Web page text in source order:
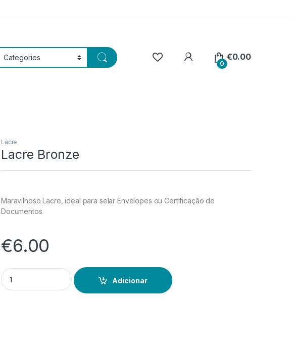
0
€0.00
Lacre
Lacre Bronze
Maravilhoso Lacre, ideal para selar Envelopes ou Certificação de
Documentos
€6.00
Quantidade de Lacre Bronze
Adicionar